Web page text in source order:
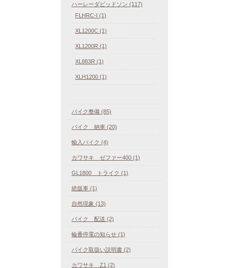
ハーレーダビッドソン (117)
FLHRC-I (1)
XL1200C (1)
XL1200R (1)
XL883R (1)
XLH1200 (1)
バイク整備 (85)
バイク 納車 (20)
輸入バイク (4)
カワサキ ゼファー400 (1)
GL1800 トライク (1)
絶版車 (1)
自然現象 (13)
バイク 配送 (2)
輪番停電の知らせ (1)
バイク取扱い説明書 (2)
カワサキ Z1 (2)